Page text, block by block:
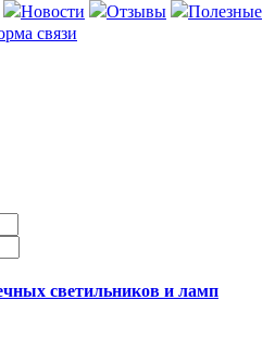
Новости Отзывы
Полезные
связи
светильников и ламп